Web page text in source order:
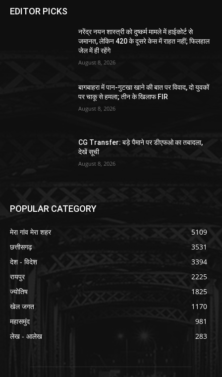
EDITOR PICKS
नरेंद्र नयन शास्त्री को दुष्कर्म मामले में हाईकोर्ट से
जमानत, लेकिन 420 के दूसरे केस में राहत नहीं; फिलहाल
जेल में ही रहेंगे
August 8, 2026
बागबाहरा में पान-गुटखा खाने की बात पर विवाद, दो युवकों
पर चाकू से हमला; तीन के खिलाफ FIR
August 8, 2026
CG Transfer: बड़े पैमाने पर डीएफओ का तबादला,
देखें सूची
August 8, 2026
POPULAR CATEGORY
मेरा गांव मेरा शहर
5109
छत्तीसगढ़
3531
देश - विदेश
3394
रायपुर
2225
ज्योतिष
1825
खेल जगत
1170
महासमुंद
981
लेख - आलेख
283